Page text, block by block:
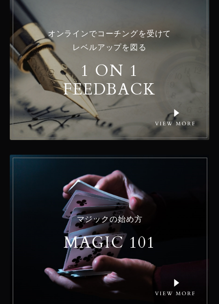
オンラインでコーチングを受けて
レベルアップを図る
1 ON 1
FEEDBACK
マジックの始め方
MAGIC 101